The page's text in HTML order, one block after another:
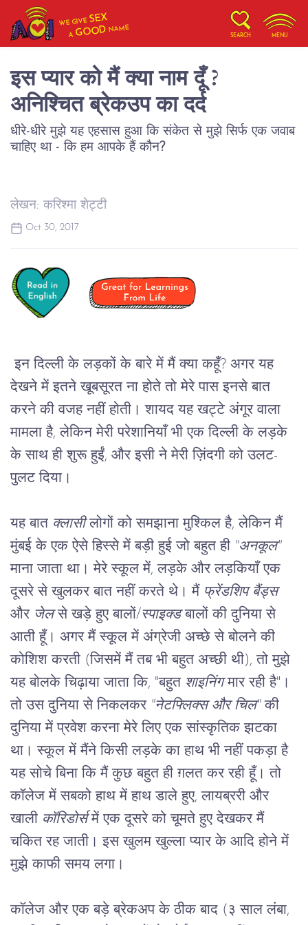
WE GIVESEX
AGOOD NAME
SEARCH MENU
इस प्यार को मैं क्या नाम दूँ ?
अनिश्चित ब्रेकउप का दर्द
धीरे-धीरे मुझे यह एहसास हुआ कि संकेत से मुझे सिर्फ एक जवाब
चाहिए था - कि हम आपके हैं कौन?
लेखन: करिश्मा शेट्टी
Oct 30, 2017
इन दिल्ली के लड़कों के बारे में मैं क्या कहूँ? अगर यह
देखने में इतने खूबसूरत ना होते तो मेरे पास इनसे बात
करने की वजह नहीं होती। शायद यह खट्टे अंगूर वाला
मामला है, लेकिन मेरी परेशानियाँ भी एक दिल्ली के लड़के
के साथ ही शुरू हुईं, और इसी ने मेरी ज़िंदगी को उलट-
पुलट दिया।
यह बात क्लासी लोगों को समझाना मुश्किल है, लेकिन मैं
मुंबई के एक ऐसे हिस्से में बड़ी हुई जो बहुत ही "अनकूल"
माना जाता था। मेरे स्कूल में, लड़के और लड़कियाँ एक
दूसरे से खुलकर बात नहीं करते थे। मैं फ्रेंडशिप बैंड्स
और जेल से खड़े हुए बालों/स्पाइक्ड बालों की दुनिया से
आती हूँ। अगर मैं स्कूल में अंग्रेजी अच्छे से बोलने की
कोशिश करती (जिसमें मैं तब भी बहुत अच्छी थी), तो मुझे
यह बोलके चिढ़ाया जाता कि, "बहुत शाइनिंग मार रही है"।
तो उस दुनिया से निकलकर "नेटफ्लिक्स और चिल" की
दुनिया में प्रवेश करना मेरे लिए एक सांस्कृतिक झटका
था। स्कूल में मैंने किसी लड़के का हाथ भी नहीं पकड़ा है
यह सोचे बिना कि मैं कुछ बहुत ही ग़लत कर रही हूँ। तो
कॉलेज में सबको हाथ में हाथ डाले हुए, लायब्ररी और
खाली कॉरिडोर्स में एक दूसरे को चूमते हुए देखकर मैं
चकित रह जाती। इस खुलम खुल्ला प्यार के आदि होने में
मुझे काफी समय लगा।
कॉलेज और एक बड़े ब्रेकअप के ठीक बाद (३ साल लंबा,